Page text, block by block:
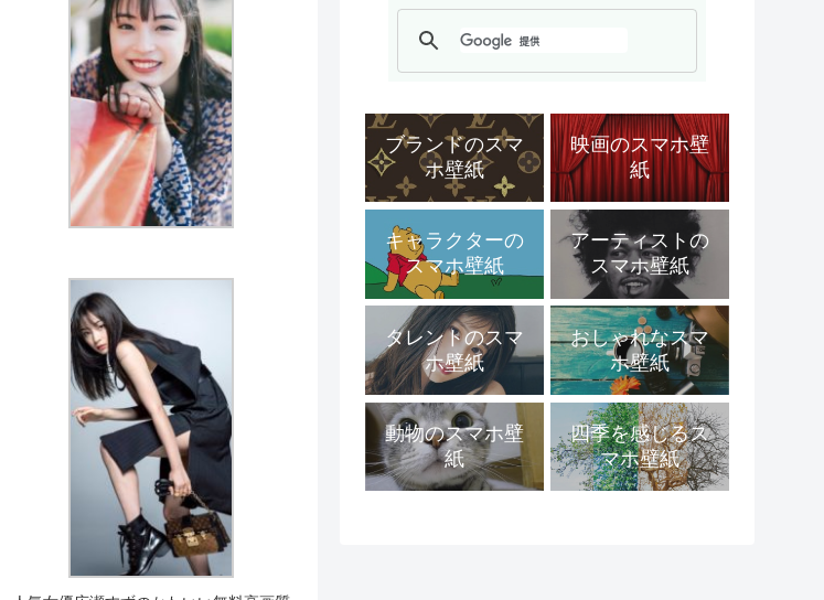
ブランドのスマ
ホ壁紙
映画のスマホ壁
紙
キャラクターの
スマホ壁紙
アーティストの
スマホ壁紙
タレントのスマ
ホ壁紙
おしゃれなスマ
ホ壁紙
動物のスマホ壁
紙
四季を感じるス
マホ壁紙